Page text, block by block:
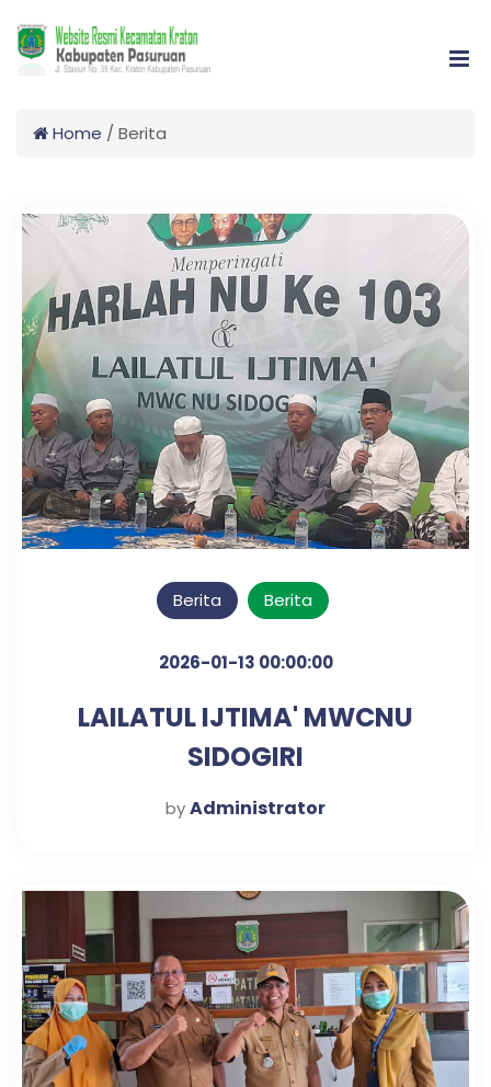
Home / Berita
Berita Berita
2026-01-13 00:00:00
LAILATUL IJTIMA' MWCNU
SIDOGIRI
byAdministrator